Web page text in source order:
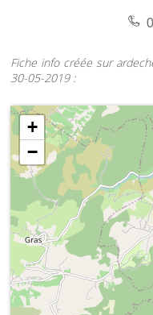
Fiche info créée sur
30-05-2019 :
+
−